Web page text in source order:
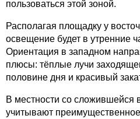
пользоваться этой зоной.
Располагая площадку у
освещение будет в утренние
Ориентация в западном
плюсы: тёплые лучи
половине дня и красивый
В местности со сложившейся
учитывают